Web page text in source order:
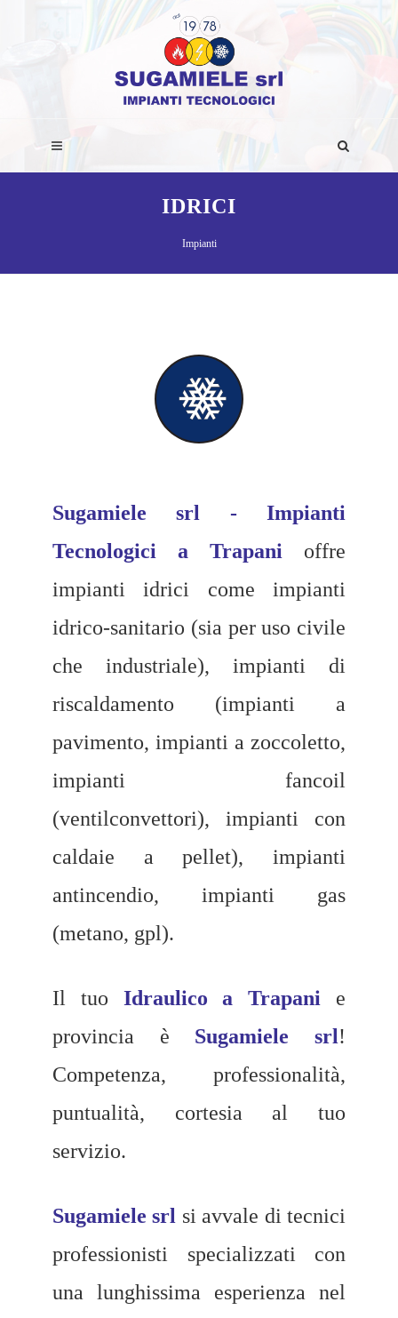
IDRICI
Impianti
Sugamiele srl - Impianti
Tecnologici a Trapani offre
impianti idrici come impianti
idrico-sanitario (sia per uso civile
che industriale), impianti di
riscaldamento (impianti a
pavimento, impianti a zoccoletto,
impianti fancoil
(ventilconvettori), impianti con
caldaie a pellet), impianti
antincendio, impianti gas
(metano, gpl).
Il tuo Idraulico a Trapani e
provincia è Sugamiele srl!
Competenza, professionalità,
puntualità, cortesia al tuo
servizio.
Sugamiele srl si avvale di tecnici
professionisti specializzati con
una lunghissima esperienza nel